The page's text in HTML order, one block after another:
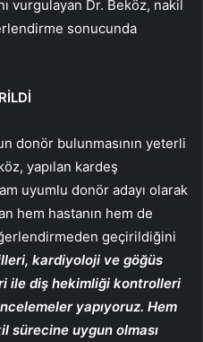
vurgulayan Dr. Beköz, nakil
sonucunda
donör bulunmasının yeterli
yapılan kardeş
uyumlu donör adayı olarak
hem hastanın hem de
geçirildiğini
kardiyoloji ve göğüs
ile diş hekimliği kontrolleri
yapıyoruz. Hem
sürecine uygun olması